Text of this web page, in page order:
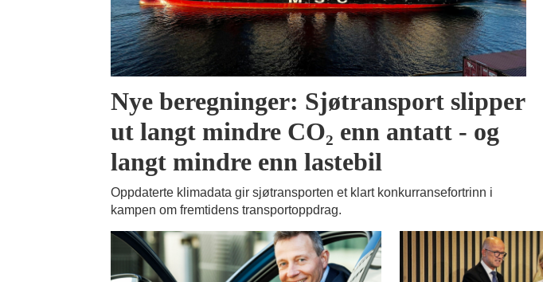
Nye beregninger: Sjøtransport slipper
ut langt mindre CO₂ enn antatt - og
langt mindre enn lastebil
Oppdaterte klimadata gir sjøtransporten et klart konkurransefortrinn i
kampen om fremtidens transportoppdrag.